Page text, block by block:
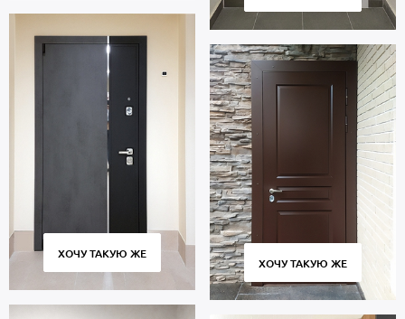
ХОЧУ ТАКУЮ ЖЕ
ХОЧУ ТАКУЮ ЖЕ